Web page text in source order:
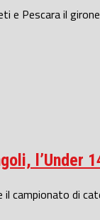
e Pescara il
l’Under
il campionato di